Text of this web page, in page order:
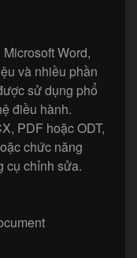
Word,
và nhiều phần
sử dụng phổ
điều hành.
PDF hoặc ODT,
chức năng
cụ chỉnh sửa.